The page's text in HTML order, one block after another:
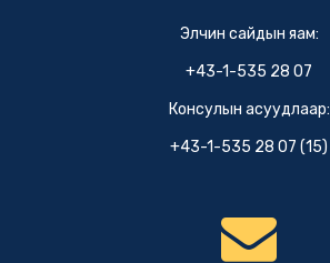
Элчин сайдын яам:
+43-1-535 28 07
Консулын асуудлаар:
+43-1-535 28 07 (15)